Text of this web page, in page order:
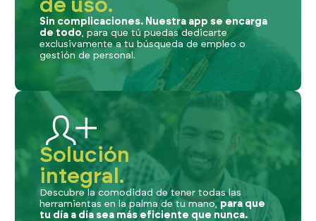
de uso.
Sin complicaciones. Nuestra app se encarga
de todo , para que tú puedas dedicarte
exclusivamente a tu búsqueda de empleo o
gestión de personal.
Solución
integral.
Descubre la comodidad de tener todas las
herramientas en la palma de tu mano,para que
tu día a día sea más eficiente que nunca.